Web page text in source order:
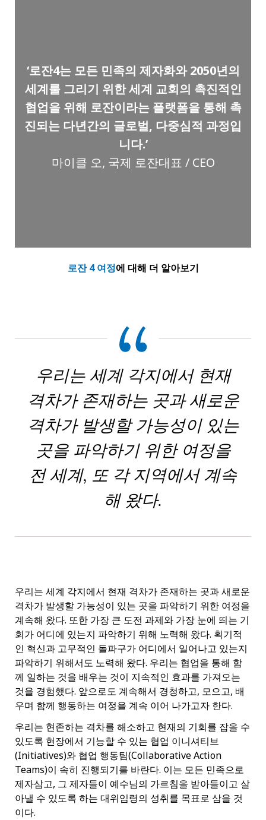
‘로잔4는 모든 민족의 제자화와 2050년의
세계룰 그리기 위한 세계 교회의 촉진적인
협업을 위해 로잔이라는 플랫폼을 통해 촉
진되는 다년간의 글로벌, 다중심적 과정입
니다.’
마이클 오, 국제 로잔대표 / CEO
로잔 4 여정에 대해 더 알아보기
우리는 세계 각지에서 현재
격차가 존재하는 곳과 새로운
격차가 발생할 가능성이 있는
곳을 파악하기 위한 여정을
전 세계, 또 각 지역에서 계속
해 왔다.
우리는 세계 각지에서 현재 격차가 존재하는 곳과 새로운
격차가 발생할 가능성이 있는 곳을 파악하기 위한 여정을
계속해 왔다. 또한 가장 큰 도전 과제와 가장 눈에 띄는 기
회가 어디에 있는지 파악하기 위해 노력해 왔다. 획기적
인 혁신과 고무적인 돌파구가 어디에서 일어나고 있는지
파악하기 위해서도 노력해 왔다. 우리는 협업을 통해 함
께 일하는 것을 배우는 것이 지속적인 효과를 가져오는
것을 경험했다. 앞으로도 계속해서 경청하고, 모으고, 배
우며 함께 행동하는 여정을 계속 이어 나가고자 한다.
우리는 현존하는 격차를 해소하고 현재의 기회를 잡을 수
있도록 현장에서 기능할 수 있는 협업 이니셔티브
(Initiatives)와 협업 행동팀(Collaborative Action
Teams)이 속히 진행되기를 바란다. 이는 모든 민족으로
제자삼고, 그 제자들이 예수님의 가르침을 받아들이고 살
아낼 수 있도록 하는 대위임령의 성취를 목표로 삼을 것
이다.